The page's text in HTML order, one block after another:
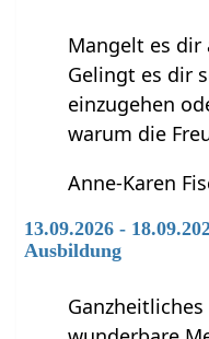
Mangelt es dir
Gelingt es dir
einzugehen
warum die
Anne-Karen
13.09.2026 -
Ausbildung